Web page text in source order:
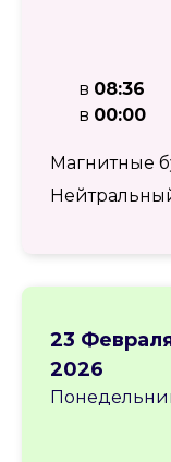
в 08:36
в 00:00
Магнитные
23
2026